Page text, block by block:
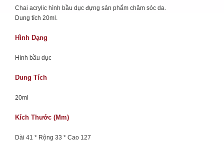
Chai acrylic hình bầu dục đựng sản phẩm chăm sóc da.
Dung tích 20ml.
Hình Dạng
Hình bầu dục
Dung Tích
20ml
Kích Thước (mm)
Dài 41 * Rộng 33 * Cao 127